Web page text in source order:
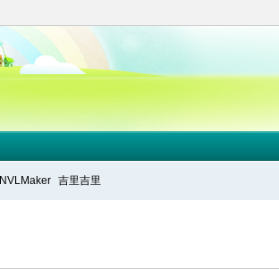
NVLMaker 吉里吉里